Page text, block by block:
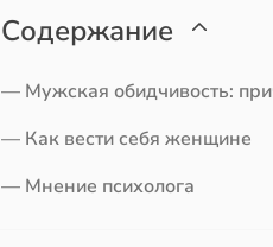
Содержание
— Мужская обидчивость:
— Как вести себя женщине
— Мнение психолога